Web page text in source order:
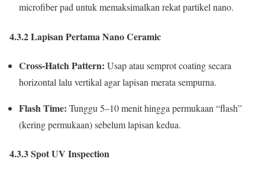
microfiber pad untuk memaksimalkan rekat partikel nano.
4.3.2 Lapisan Pertama Nano Ceramic
Cross-Hatch Pattern: Usap atau semprot coating secara
horizontal lalu vertikal agar lapisan merata sempurna.
Flash Time: Tunggu 5–10 menit hingga permukaan “flash”
(kering permukaan) sebelum lapisan kedua.
4.3.3 Spot UV Inspection